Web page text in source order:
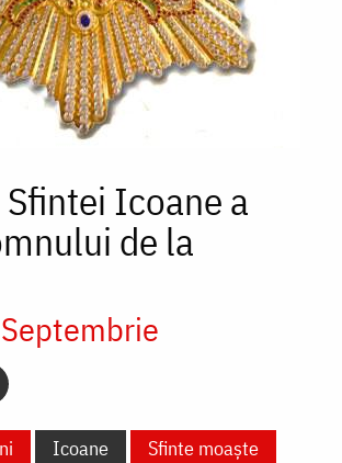
Icoane a
de la
Icoane
Sfinte moaște